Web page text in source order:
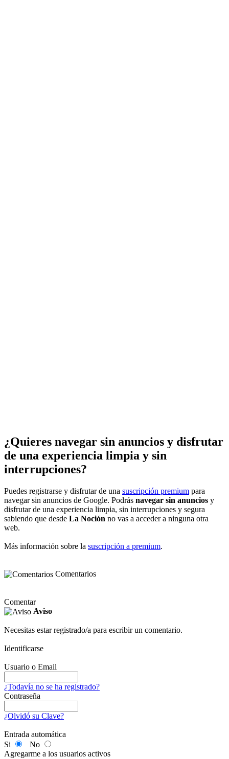
¿Quieres navegar sin anuncios y disfrutar
de una experiencia limpia y sin
interrupciones?
Puedes registrarse y disfrutar de una suscripción premium para
navegar sin anuncios de Google. Podrás navegar sin anuncios y
disfrutar de una experiencia limpia, sin interrupciones y segura
sabiendo que desde La Noción no vas a acceder a ninguna otra
web.
Más información sobre la suscripción a premium.
Comentarios
Comentar
Aviso
Necesitas estar registrado/a para escribir un comentario.
Identificarse
Usuario o Email
¿Todavía no se ha registrado?
Contraseña
¿Olvidó su Clave?
Entrada automática
Si
No
Agregarme a los usuarios activos